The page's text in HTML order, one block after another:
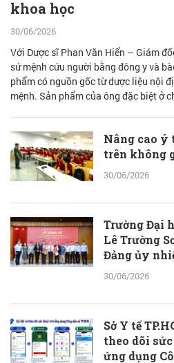
khoa học
30/06/2026
Với Dược sĩ Phan Văn Hiển – Giám
sứ mệnh cứu người bằng đông y và
phẩm có nguồn gốc từ dược liệu nội
mệnh. Sản phẩm của ông đặc biệt ở
Nâng cao ý
trên không
30/06/2026
Trường Đại
Lê Trường
Đảng ủy
30/06/2026
Sở Y tế
theo dõi
ứng dụng